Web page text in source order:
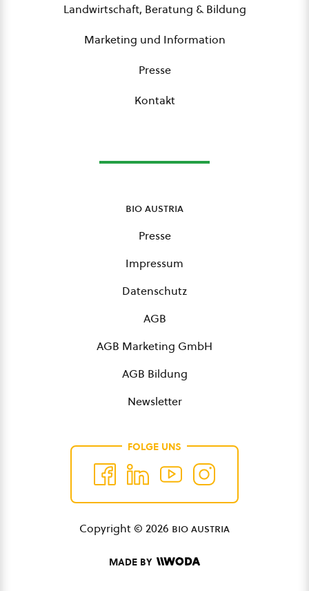
Landwirtschaft, Beratung & Bildung
Marketing und Information
Presse
Kontakt
bio austria
Presse
Impressum
Datenschutz
AGB
AGB Marketing GmbH
AGB Bildung
Newsletter
FOLGE UNS
Copyright © 2026 bio austria
MADE BY